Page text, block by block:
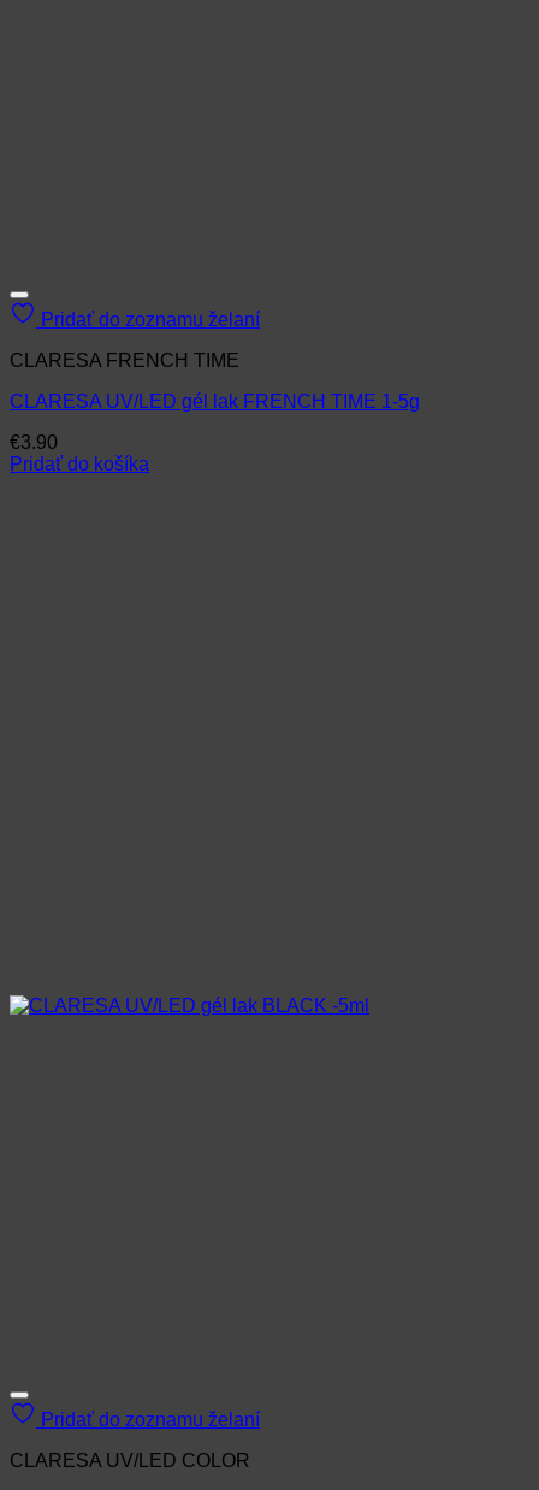
Pridať do zoznamu želaní
CLARESA FRENCH TIME
CLARESA UV/LED gél lak FRENCH TIME 1-5g
€3.90
Pridať do košíka
Pridať do zoznamu želaní
CLARESA UV/LED COLOR